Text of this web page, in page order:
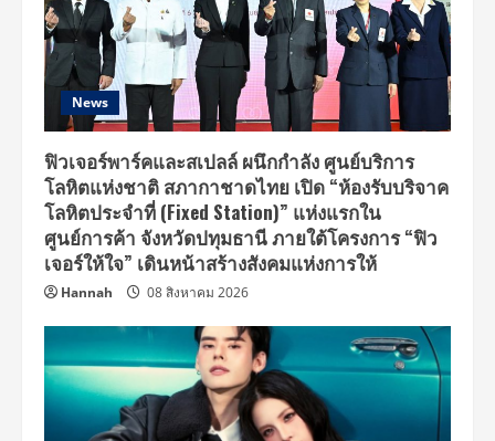
News
ฟิวเจอร์พาร์คและสเปลล์ ผนึกกำลัง ศูนย์บริการ
โลหิตแห่งชาติ สภากาชาดไทย เปิด “ห้องรับบริจาค
โลหิตประจำที่ (Fixed Station)” แห่งแรกใน
ศูนย์การค้า จังหวัดปทุมธานี ภายใต้โครงการ “ฟิว
เจอร์ให้ใจ” เดินหน้าสร้างสังคมแห่งการให้
Hannah 08 สิงหาคม 2026